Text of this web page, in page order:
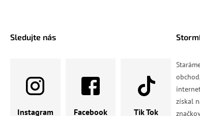
Sledujte nás
Instagram Facebook Tik Tok
získal